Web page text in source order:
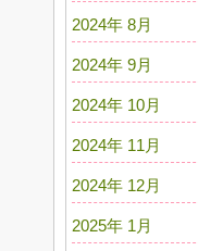
2024年 8月
2024年 9月
2024年 10月
2024年 11月
2024年 12月
2025年 1月